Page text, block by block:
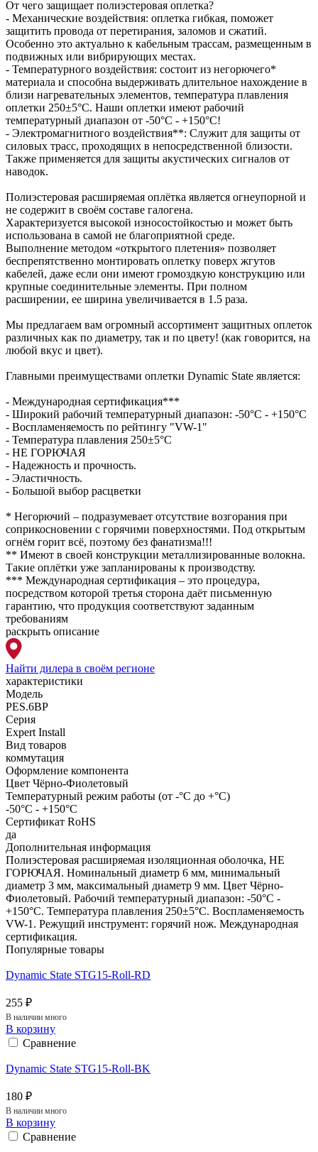
От чего защищает полиэстеровая оплетка?
- Механические воздействия: оплетка гибкая, поможет
защитить провода от перетирания, заломов и сжатий.
Особенно это актуально к кабельным трассам, размещенным в
подвижных или вибрирующих местах.
- Температурного воздействия: состоит из негорючего*
материала и способна выдерживать длительное нахождение в
близи нагревательных элементов, температура плавления
оплетки 250±5°С. Наши оплетки имеют рабочий
температурный диапазон от -50°С - +150°С!
- Электромагнитного воздействия**: Служит для защиты от
силовых трасс, проходящих в непосредственной близости.
Также применяется для защиты акустических сигналов от
наводок.
Полиэстеровая расширяемая оплётка является огнеупорной и
не содержит в своём составе галогена.
Характеризуется высокой износостойкостью и может быть
использована в самой не благоприятной среде.
Выполнение методом «открытого плетения» позволяет
беспрепятственно монтировать оплетку поверх жгутов
кабелей, даже если они имеют громоздкую конструкцию или
крупные соединительные элементы. При полном
расширении, ее ширина увеличивается в 1.5 раза.
Мы предлагаем вам огромный ассортимент защитных оплеток
различных как по диаметру, так и по цвету! (как говорится, на
любой вкус и цвет).
Главными преимуществами оплетки Dynamic State является:
- Международная сертификация***
- Широкий рабочий температурный диапазон: -50°С - +150°С
- Воспламеняемость по рейтингу "VW-1"
- Температура плавления 250±5°С
- НЕ ГОРЮЧАЯ
- Надежность и прочность.
- Эластичность.
- Большой выбор расцветки
* Негорючий – подразумевает отсутствие возгорания при
соприкосновении с горячими поверхностями. Под открытым
огнём горит всё, поэтому без фанатизма!!!
** Имеют в своей конструкции металлизированные волокна.
Такие оплётки уже запланированы к производству.
*** Международная сертификация – это процедура,
посредством которой третья сторона даёт письменную
гарантию, что продукция соответствуют заданным
требованиям
раскрыть описание
Найти дилера в своём регионе
характеристики
Модель
PES.6BP
Серия
Expert Install
Вид товаров
коммутация
Оформление компонента
Цвет Чёрно-Фиолетовый
Температурный режим работы (от -°С до +°С)
-50°С - +150°С
Сертификат RoHS
да
Дополнительная информация
Полиэстеровая расширяемая изоляционная оболочка, НЕ
ГОРЮЧАЯ. Номинальный диаметр 6 мм, минимальный
диаметр 3 мм, максимальный диаметр 9 мм. Цвет Чёрно-
Фиолетовый. Рабочий температурный диапазон: -50°С -
+150°С. Температура плавления 250±5°С. Воспламеняемость
VW-1. Режущий инструмент: горячий нож. Международная
сертификация.
Популярные товары
Dynamic State STG15-Roll-RD
255 ₽
В наличии много
В корзину
Сравнение
Dynamic State STG15-Roll-BK
180 ₽
В наличии много
В корзину
Сравнение